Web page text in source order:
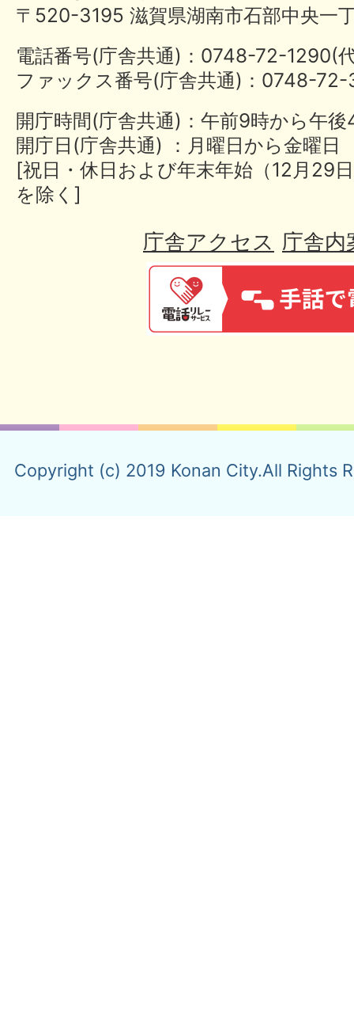
〒520-3195 滋賀県湖南市石部中央一
電話番号(庁舎共通)：0748-72-
ファックス番号(庁舎共通)：0748-
開庁時間(庁舎共通)：午前9時から午
開庁日(庁舎共通) ：月曜日から金曜日
[祝日・休日および年末年始（12月29
を除く]
庁舎アクセス 庁舎内
Copyright (c) 2019 Konan City.All Rights